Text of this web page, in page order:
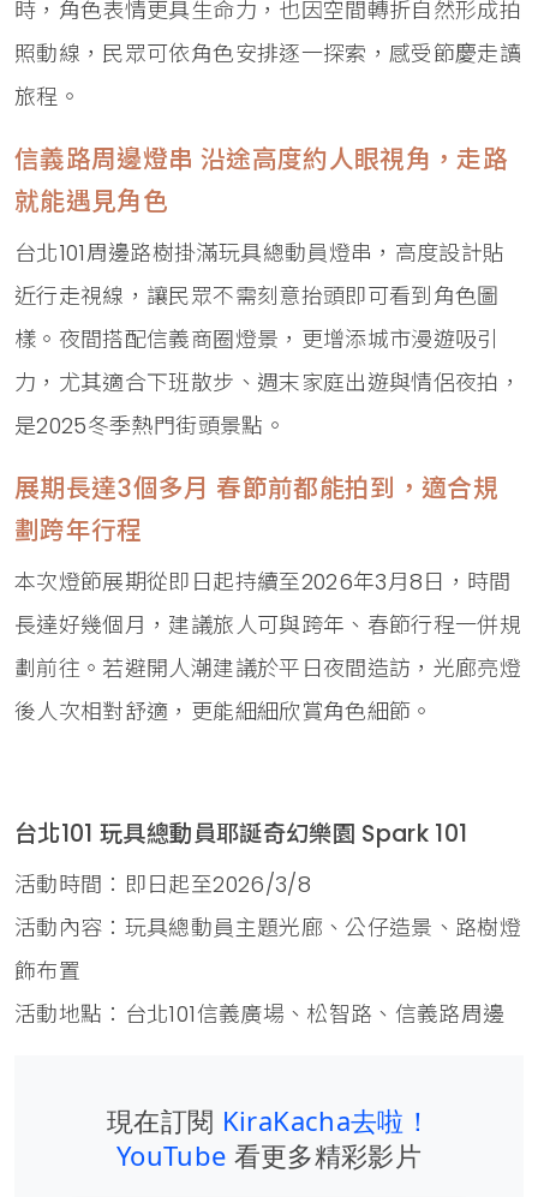
時，角色表情更具生命力，也因空間轉折自然形成拍
照動線，民眾可依角色安排逐一探索，感受節慶走讀
旅程。
信義路周邊燈串 沿途高度約人眼視角，走路
就能遇見角色
台北101周邊路樹掛滿玩具總動員燈串，高度設計貼
近行走視線，讓民眾不需刻意抬頭即可看到角色圖
樣。夜間搭配信義商圈燈景，更增添城市漫遊吸引
力，尤其適合下班散步、週末家庭出遊與情侶夜拍，
是2025冬季熱門街頭景點。
展期長達3個多月 春節前都能拍到，適合規
劃跨年行程
本次燈節展期從即日起持續至2026年3月8日，時間
長達好幾個月，建議旅人可與跨年、春節行程一併規
劃前往。若避開人潮建議於平日夜間造訪，光廊亮燈
後人次相對舒適，更能細細欣賞角色細節。
台北101 玩具總動員耶誕奇幻樂園 Spark 101
活動時間：即日起至2026/3/8
活動內容：玩具總動員主題光廊、公仔造景、路樹燈
飾布置
活動地點：台北101信義廣場、松智路、信義路周邊
現在訂閱 KiraKacha去啦！
YouTube 看更多精彩影片